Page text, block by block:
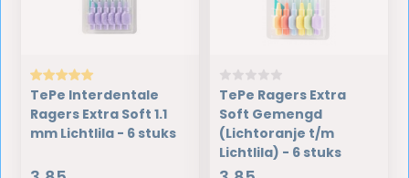
TePe Interdentale
Ragers Extra Soft 1.1
mm Lichtlila - 6 stuks
TePe Ragers Extra
Soft Gemengd
(Lichtoranje t/m
Lichtlila) - 6 stuks